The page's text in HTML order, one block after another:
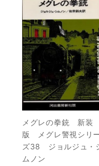
メグレの拳銃 新装
版 メグレ警視シリ
ズ38 ジョルジュ・
ムノン